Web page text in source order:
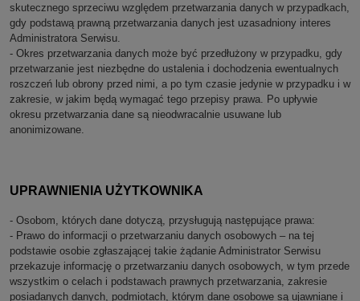
skutecznego sprzeciwu względem przetwarzania danych w przypadkach,
gdy podstawą prawną przetwarzania danych jest uzasadniony interes
Administratora Serwisu.
- Okres przetwarzania danych może być przedłużony w przypadku, gdy
przetwarzanie jest niezbędne do ustalenia i dochodzenia ewentualnych
roszczeń lub obrony przed nimi, a po tym czasie jedynie w przypadku i w
zakresie, w jakim będą wymagać tego przepisy prawa. Po upływie
okresu przetwarzania dane są nieodwracalnie usuwane lub
anonimizowane.
UPRAWNIENIA UŻYTKOWNIKA
- Osobom, których dane dotyczą, przysługują następujące prawa:
- Prawo do informacji o przetwarzaniu danych osobowych – na tej
podstawie osobie zgłaszającej takie żądanie Administrator Serwisu
przekazuje informację o przetwarzaniu danych osobowych, w tym przede
wszystkim o celach i podstawach prawnych przetwarzania, zakresie
posiadanych danych, podmiotach, którym dane osobowe są ujawniane i